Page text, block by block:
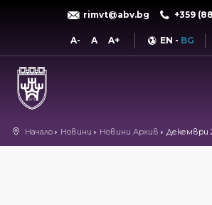
rimvt@abv.bg +359
A- A A+ EN - BG
Начало Новини Новини Архив Декември